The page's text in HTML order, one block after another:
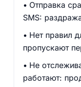
Отправка
SMS:
Нет правил
пропускают
Не
работают: